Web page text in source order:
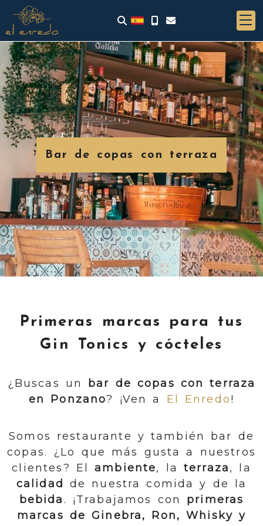
Bar de copas con terraza
Primeras marcas para tus
Gin Tonics y cócteles
¿Buscas un bar de copas con terraza
en Ponzano? ¡Ven a El Enredo!
Somos restaurante y también bar de
copas. ¿Lo que más gusta a nuestros
clientes? Elambiente, laterraza, la
calidad de nuestra comida y de la
bebida. ¡Trabajamos con primeras
marcas de Ginebra, Ron, Whisky y